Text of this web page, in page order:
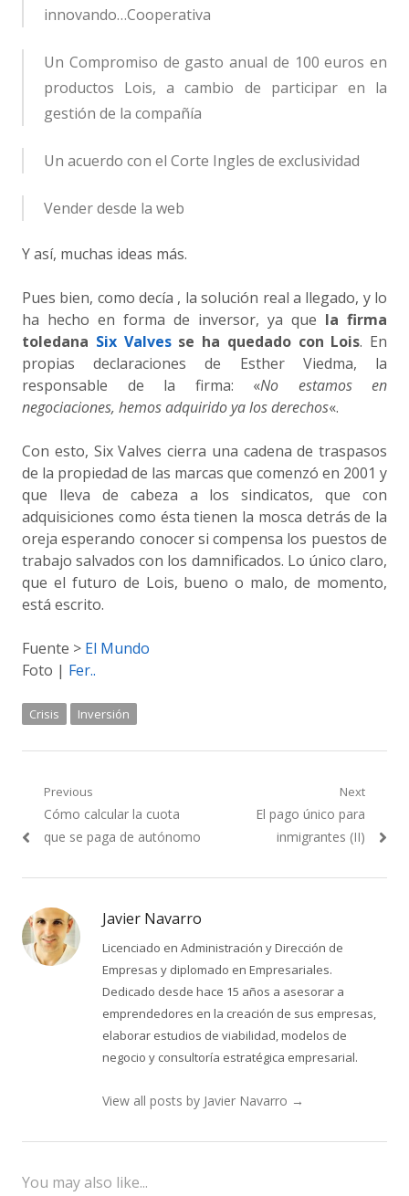
innovando…Cooperativa
Un Compromiso de gasto anual de 100 euros en
productos Lois, a cambio de participar en la
gestión de la compañía
Un acuerdo con el Corte Ingles de exclusividad
Vender desde la web
Y así, muchas ideas más.
Pues bien, como decía , la solución real a llegado, y lo
ha hecho en forma de inversor, ya que la firma
toledana Six Valvesse ha quedado con Lois. En
propias declaraciones de Esther Viedma, la
responsable de la firma: «No estamos en
negociaciones, hemos adquirido ya los derechos«.
Con esto, Six Valves cierra una cadena de traspasos
de la propiedad de las marcas que comenzó en 2001 y
que lleva de cabeza a los sindicatos, que con
adquisiciones como ésta tienen la mosca detrás de la
oreja esperando conocer si compensa los puestos de
trabajo salvados con los damnificados. Lo único claro,
que el futuro de Lois, bueno o malo, de momento,
está escrito.
Fuente > El Mundo
Foto | Fer..
Crisis Inversión
Navegación
de
Previous
Previous
post:
Cómo calcular la cuota
que se paga de autónomo
Next
Next
post:
El pago único para
inmigrantes (II)
Javier Navarro
Licenciado en Administración y Dirección de
Empresas y diplomado en Empresariales.
Dedicado desde hace 15 años a asesorar a
emprendedores en la creación de sus empresas,
elaborar estudios de viabilidad, modelos de
negocio y consultoría estratégica empresarial.
View all posts by Javier Navarro →
You may also like...